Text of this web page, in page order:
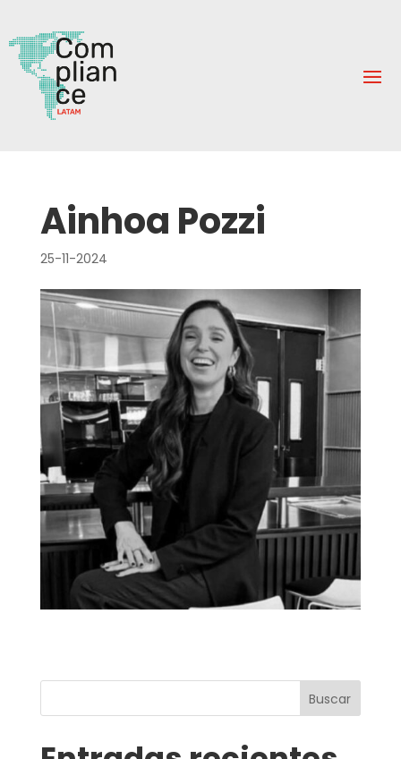
Ainhoa Pozzi
25-11-2024
Buscar